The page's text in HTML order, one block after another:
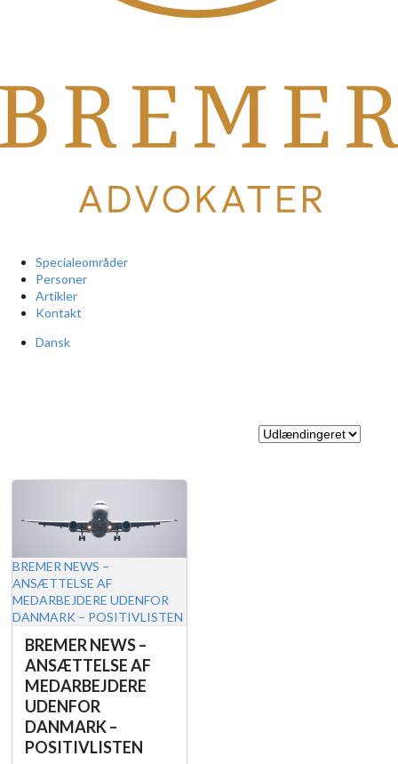
Specialeområder
Personer
Artikler
Kontakt
Dansk
BREMER NEWS –
ANSÆTTELSE AF
MEDARBEJDERE UDENFOR
DANMARK – POSITIVLISTEN
BREMER NEWS –
ANSÆTTELSE AF
MEDARBEJDERE
UDENFOR
DANMARK –
POSITIVLISTEN